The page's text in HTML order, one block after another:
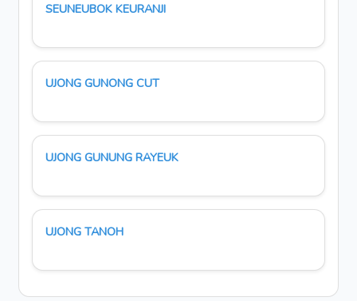
SEUNEUBOK KEURANJI
UJONG GUNONG CUT
UJONG GUNUNG RAYEUK
UJONG TANOH